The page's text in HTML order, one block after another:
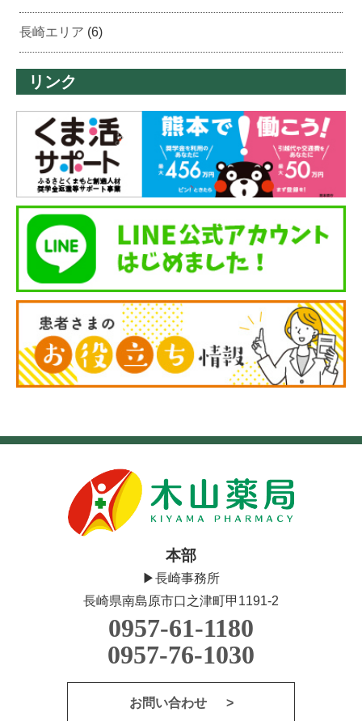
長崎エリア (6)
リンク
本部
▶長崎事務所
長崎県南島原市口之津町甲1191-2
0957-61-1180
0957-76-1030
お問い合わせ